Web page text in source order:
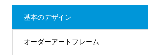
基本のデザイン
オーダーアートフレーム